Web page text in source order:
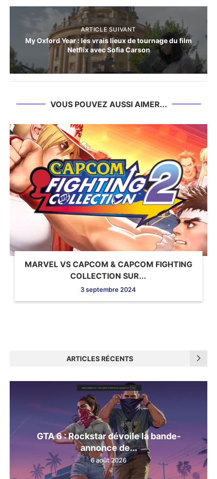
ARTICLE SUIVANT
My Oxford Year : les vrais lieux de tournage du film
Netflix avec Sofia Carson
VOUS POUVEZ AUSSI AIMER...
MARVEL VS CAPCOM & CAPCOM FIGHTING
COLLECTION SUR...
3 septembre 2024
ARTICLES RÉCENTS
GTA 6 : Rockstar dévoile la bande-
annonce de...
6 août 2026